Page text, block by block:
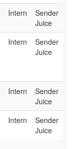
Intern
Sender
Juice
Intern
Sender
Juice
Intern
Sender
Juice
Intern
Sender
Juice